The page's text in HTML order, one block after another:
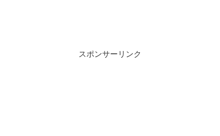
スポンサーリンク